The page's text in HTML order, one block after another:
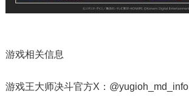
游戏相关信息
游戏王大师决斗官方X：@yugioh_md_info